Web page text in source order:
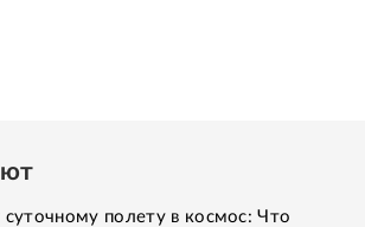
полету в космос: Что